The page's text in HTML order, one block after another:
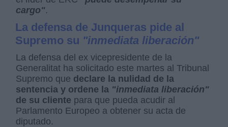
cargo".
La defensa de Junqueras pide al
Supremo su "inmediata liberación"
La defensa del ex vicepresidente de la
Generalitat ha solicitado este martes al Tribunal
Supremo que declare la nulidad de la
sentencia y ordene la "inmediata liberación"
de su cliente para que pueda acudir al
Parlamento Europeo a obtener su acta de
diputado.